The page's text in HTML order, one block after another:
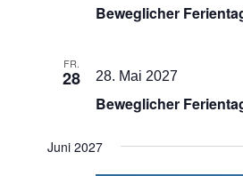
Beweglicher
FR.
28
Beweglicher
28. Mai 2027
Juni 2027